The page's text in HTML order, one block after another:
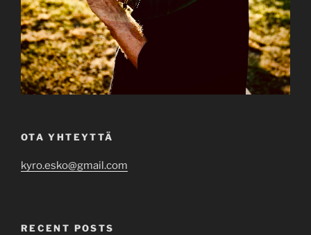
OTA YHTEYTTÄ
kyro.esko@gmail.com
RECENT POSTS